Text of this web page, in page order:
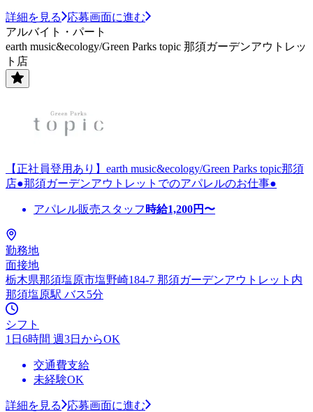
詳細を見る
応募画面に進む
アルバイト・パート
earth music&ecology/Green Parks topic 那須ガーデンアウトレッ
ト店
【正社員登用あり】earth music&ecology/Green Parks topic那須
店●那須ガーデンアウトレットでのアパレルのお仕事●
アパレル販売スタッフ 時給1,200円〜
勤務地
面接地
栃木県那須塩原市塩野崎184-7 那須ガーデンアウトレット内
那須塩原駅 バス5分
シフト
1日6時間 週3日からOK
交通費支給
未経験OK
詳細を見る
応募画面に進む